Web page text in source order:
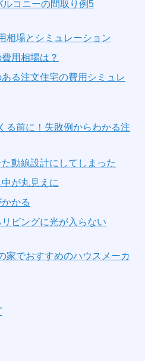
コニーの間取り例5
相場とシミュレーション
用相場は？
る注文住宅の費用シミュレ
る前に！失敗例からわかる注
動線設計にしてしまった
が丸見えに
かる
ビングに光が入らない
家でおすすめのハウスメーカ